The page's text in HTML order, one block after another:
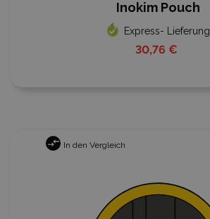
Inokim Pouch
Express- Lieferung
30,76 €
In den Vergleich